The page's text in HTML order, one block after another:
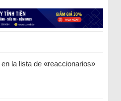
la lista de «reaccionarios»